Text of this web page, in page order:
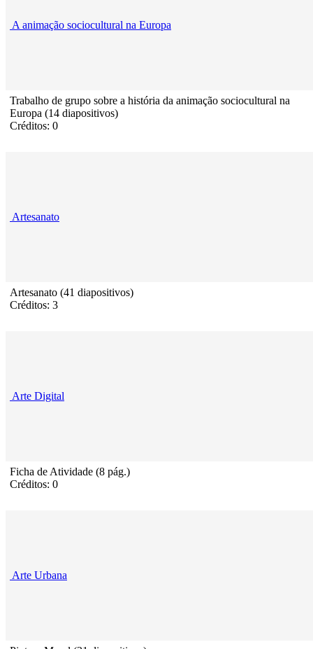
A animação sociocultural na Europa
Trabalho de grupo sobre a história da animação sociocultural na
Europa (14 diapositivos)
Créditos: 0
Artesanato
Artesanato (41 diapositivos)
Créditos: 3
Arte Digital
Ficha de Atividade (8 pág.)
Créditos: 0
Arte Urbana